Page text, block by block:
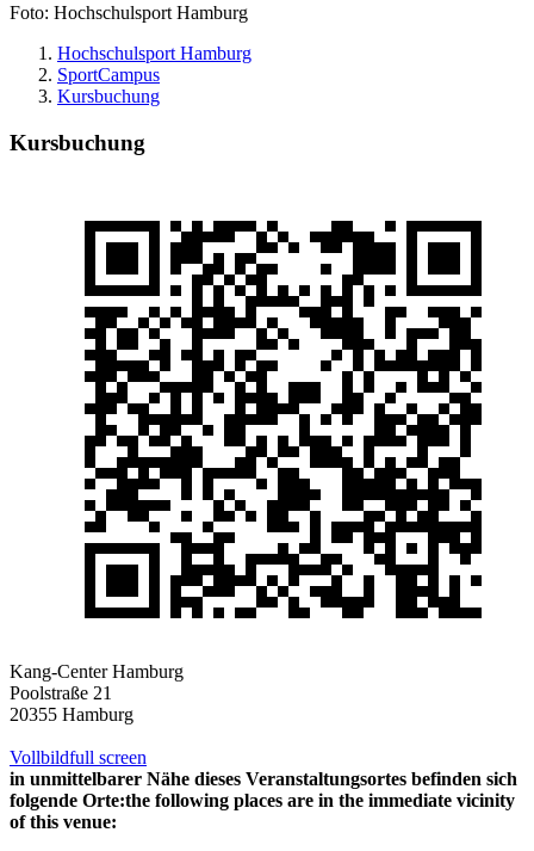
Foto: Hochschulsport Hamburg
Hochschulsport Hamburg
SportCampus
Kursbuchung
Kursbuchung
Kang-Center Hamburg
Poolstraße 21
20355 Hamburg
Vollbildfull screen
in unmittelbarer Nähe dieses Veranstaltungsortes befinden sich
folgende Orte:the following places are in the immediate vicinity
of this venue: